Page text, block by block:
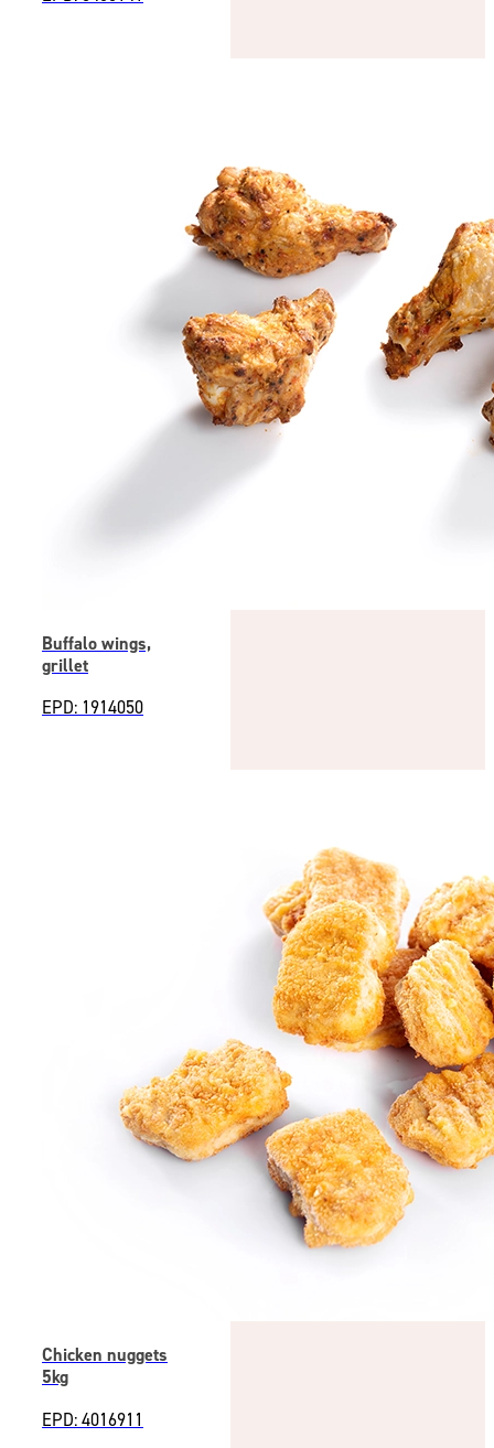
Buffalo wings,
grillet
EPD: 1914050
Chicken nuggets
5kg
EPD: 4016911